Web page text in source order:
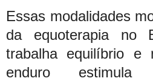
Essas modalidades
da equoterapia no
trabalha equilíbrio e
enduro